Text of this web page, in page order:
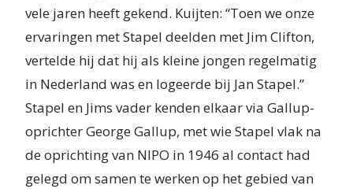
vele jaren heeft gekend. Kuijten: “Toen we onze
ervaringen met Stapel deelden met Jim Clifton,
vertelde hij dat hij als kleine jongen regelmatig
in Nederland was en logeerde bij Jan Stapel.”
Stapel en Jims vader kenden elkaar via Gallup-
oprichter George Gallup, met wie Stapel vlak na
de oprichting van NIPO in 1946 al contact had
gelegd om samen te werken op het gebied van